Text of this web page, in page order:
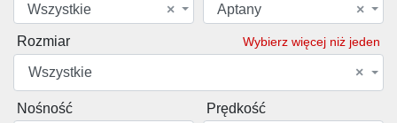
×
Wszystkie
×
Aptany
Rozmiar Wybierz więcej niż jeden
×
Wszystkie
Nośność
Prędkość